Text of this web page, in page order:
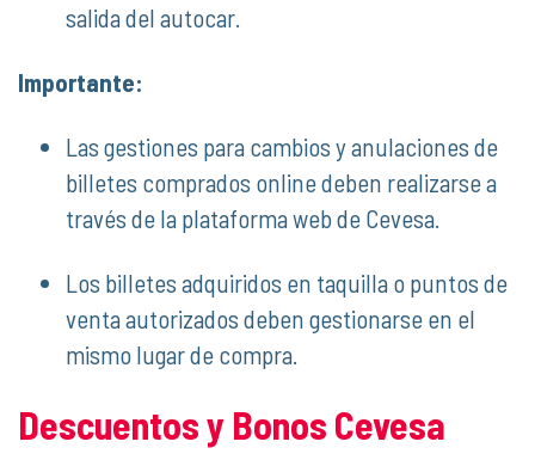
salida del autocar.
Importante:
Las gestiones para cambios y anulaciones de
billetes comprados online deben realizarse a
través de la plataforma web de Cevesa.
Los billetes adquiridos en taquilla o puntos de
venta autorizados deben gestionarse en el
mismo lugar de compra.
Descuentos y Bonos Cevesa